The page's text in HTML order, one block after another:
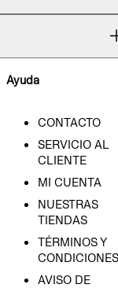
Ayuda
CONTACTO
SERVICIO AL
CLIENTE
MI CUENTA
NUESTRAS
TIENDAS
TÉRMINOS Y
CONDICIONES
AVISO DE